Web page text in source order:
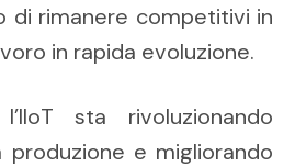
di rimanere competitivi in
in rapida evoluzione.
sta rivoluzionando
produzione e migliorando